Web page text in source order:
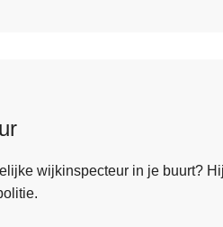
wijkinspecteur in je buurt?